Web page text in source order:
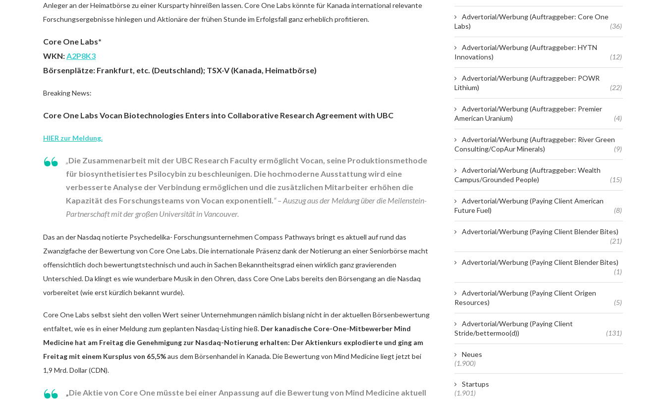
Anleger an der Heimatbörse zu einer Kursparty hinreißen lassen. Core One Labs könnte für Kanada international relevante
Forschungsergebnisse hinlegen und Aktionäre der frühen Stunde im Erfolgsfall ganz erheblich profitieren.
Core One Labs*
WKN: A2P8K3
Börsenplätze: Frankfurt, etc. (Deutschland); TSX-V (Kanada, Heimatbörse)
Breaking News:
Core One Labs Vocan Biotechnologies Enters into Collaborative Research Agreement with UBC
HIER zur Meldung.
Die Zusammenarbeit mit der UBC Research Faculty ermöglicht Vocan, seine Produktionsmethode
für biosynthetisiertes Psilocybin zu beschleunigen. Die hochmoderne Ausstattung wird eine
verbesserte Analyse der Verbindung ermöglichen und die zusätzlichen Mitarbeiter erhöhen die
Kapazität des Forschungsteams von Vocan exponentiell. “ – Auszug aus der Meldung über die Meilenstein-
Partnerschaft mit der großen Universität in Vancouver.
Das an der Nasdaq notierte Psychedelika- Forschungsunternehmen Compass Pathways bringt es aktuell auf rund das
Zwanzigfache der Bewertung von Core One Labs. Die internationale Präsenz dank der Notierung an einer Seniorbörse macht
offensichtlich doch bewertungtstechnisch und auch in Sachen Bekanntheitsgrad einen wirklich ganz gravierenden
Unterschied. Da klingt es wie wunderbare Musik in den Ohren, dass Core One Labs bereits den Börsengang an die Nasdaq
vorbereitet (wie erst kürzlich bekannt wurde).
Core One Labs selbst sieht den vollen Wert seiner Unternehmungen nämlich bislang nicht in der aktuellen Börsenbewertung
entfaltet, wie es in einer Meldung zum geplanten Nasdaq-Listing hieß. Der kanadische Core-One-Mitbewerber Mind
Medicine hat am Freitag die Genehmigung zur Nasdaq-Notierung erhalten: Der Aktienkurs explodierte und ging am
Freitag mit einem Kursplus von 65,5%aus dem Börsenhandel in Kanada. Die Bewertung von Mind Medicine liegt jetzt bei
1,9 Mrd. Dollar (CDN).
„Die Aktie von Core One müsste bei einer Anpassung auf die Bewertung von Mind Medicine aktuell
Advertorial/Werbung (Auftraggeber: Core One
Labs)
(36)
Advertorial/Werbung (Auftraggeber: HYTN
Innovations)
(12)
Advertorial/Werbung (Auftraggeber: POWR
Lithium)
(22)
Advertorial/Werbung (Auftraggeber: Premier
American Uranium)
(4)
Advertorial/Werbung (Auftraggeber: River Green
Consulting/CopAur Minerals)
(9)
Advertorial/Werbung (Auftraggeber: Wealth
Campus/Grounded People)
(15)
Advertorial/Werbung (Paying Client American
Future Fuel)
(8)
Advertorial/Werbung (Paying Client Blender Bites)
(21)
Advertorial/Werbung (Paying Client Blender Bites)
(1)
Advertorial/Werbung (Paying Client Origen
Resources)
(5)
Advertorial/Werbung (Paying Client
Stride/bettermoo(d))
(131)
Neues
(1.900)
Startups
(1.901)